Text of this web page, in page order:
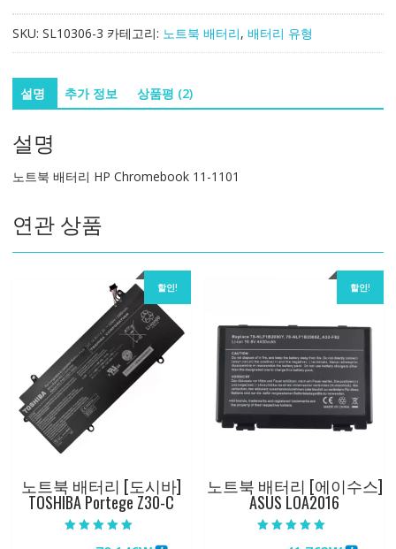
터
HP
Chromebook
1101
량
SKU: SL10306-3 카테고리: 노트북 배터리, 배터리 유형
설명 추가 정보 상품평 (2)
설명
노트북 배터리 HP Chromebook 11-1101
연관 상품
할인!
노트북 배터리 [도시바]
TOSHIBA Portege Z30-C
할인!
노트북 배터리 [에이수스]
ASUS LOA2016